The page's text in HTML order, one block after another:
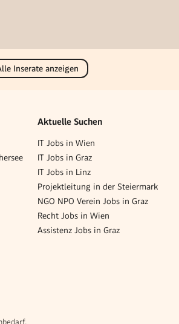
Inserate anzeigen
Aktuelle Suchen
IT Jobs in Wien
IT Jobs in Graz
IT Jobs in Linz
Projektleitung in der Steiermark
NGO NPO Verein Jobs in Graz
Recht Jobs in Wien
Assistenz Jobs in Graz